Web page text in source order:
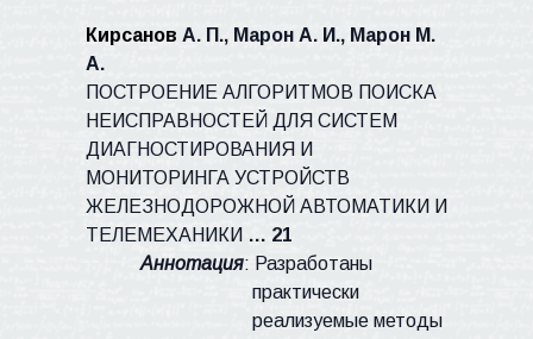
Кирсанов А. П., Марон А. И., Марон М.
А.
ПОСТРОЕНИЕ АЛГОРИТМОВ ПОИСКА
НЕИСПРАВНОСТЕЙ ДЛЯ СИСТЕМ
ДИАГНОСТИРОВАНИЯ И
МОНИТОРИНГА УСТРОЙСТВ
ЖЕЛЕЗНОДОРОЖНОЙ АВТОМАТИКИ И
ТЕЛЕМЕХАНИКИ … 21
Аннотация: Разработаны
практически
реализуемые методы